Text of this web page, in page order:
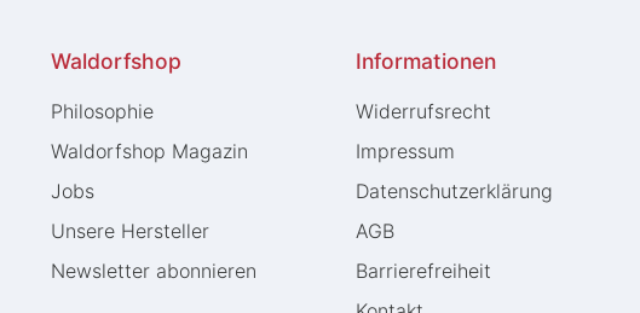
Waldorfshop
Philosophie
Waldorfshop Magazin
Jobs
Unsere Hersteller
Newsletter abonnieren
Informationen
Widerrufs­recht
Impressum
Daten­schutz­erklärung
AGB
Barrierefreiheit